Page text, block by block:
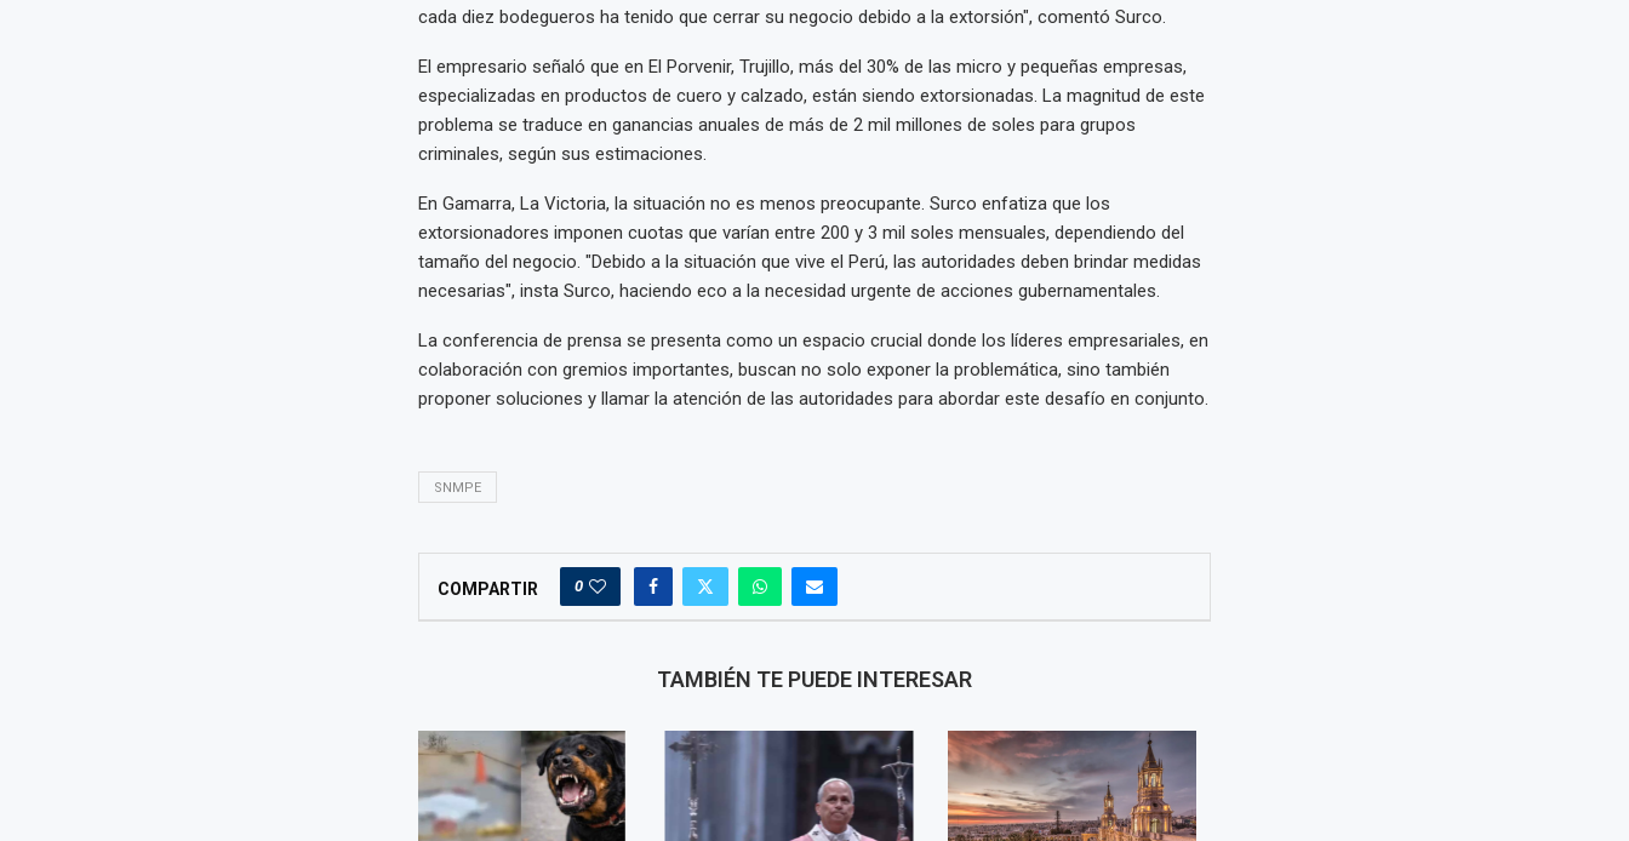
cada diez bodegueros ha tenido que cerrar su negocio debido a la extorsión", comentó Surco.
El empresario señaló que en El Porvenir, Trujillo, más del 30% de las micro y pequeñas empresas,
especializadas en productos de cuero y calzado, están siendo extorsionadas. La magnitud de este
problema se traduce en ganancias anuales de más de 2 mil millones de soles para grupos
criminales, según sus estimaciones.
En Gamarra, La Victoria, la situación no es menos preocupante. Surco enfatiza que los
extorsionadores imponen cuotas que varían entre 200 y 3 mil soles mensuales, dependiendo del
tamaño del negocio. "Debido a la situación que vive el Perú, las autoridades deben brindar medidas
necesarias", insta Surco, haciendo eco a la necesidad urgente de acciones gubernamentales.
La conferencia de prensa se presenta como un espacio crucial donde los líderes empresariales, en
colaboración con gremios importantes, buscan no solo exponer la problemática, sino también
proponer soluciones y llamar la atención de las autoridades para abordar este desafío en conjunto.
SNMPE
COMPARTIR 0
TAMBIÉN TE PUEDE INTERESAR